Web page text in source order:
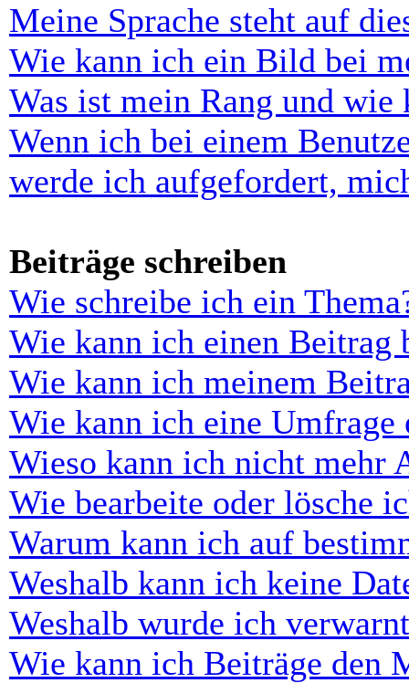
Meine Sprache steht auf
Wie kann ich ein Bild bei
Was ist mein Rang und wie
Wenn ich bei einem
werde ich aufgefordert,
Beiträge schreiben
Wie schreibe ich ein
Wie kann ich einen Beitrag
Wie kann ich meinem
Wie kann ich eine Umfrage
Wieso kann ich nicht mehr
Wie bearbeite oder lösche
Warum kann ich auf
Weshalb kann ich keine
Weshalb wurde ich
Wie kann ich Beiträge den